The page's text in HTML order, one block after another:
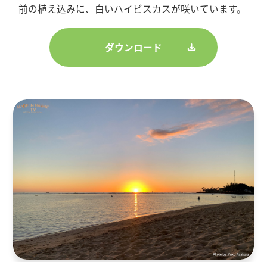
前の植え込みに、白いハイビスカスが咲いています。
ダウンロード